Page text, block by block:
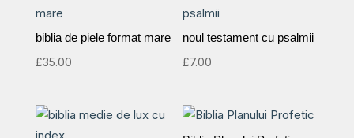
biblia de piele format mare
£35.00
noul testament cu psalmii
£7.00